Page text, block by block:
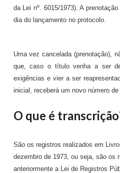
da Lei nº. 6015/1973). A
dia do lançamento no protocolo.
Uma vez cancelada (prenotação),
que, caso o título venha a ser
exigências e vier a ser
inicial, receberá um novo número
O que é
São os registros realizados em
dezembro de 1973, ou seja, são os
anteriormente a Lei de Registros